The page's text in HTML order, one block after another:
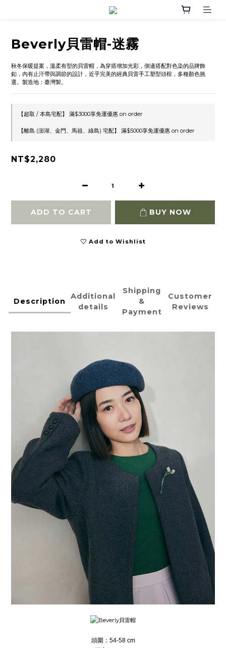
Beverly貝雷帽-迷霧
秋冬保暖提案，溫柔有型的貝雷帽，為穿搭增加光彩，側邊搭配對色染的品牌飾
釦，內有止汗帶與調節的設計，近乎完美的經典貝雷手工塑型頭楦，多種顏色挑
選。製造地：臺灣製。
【超取 / 本島宅配】 滿$3000享免運優惠 on order
【離島 (澎湖、金門、馬祖、綠島) 宅配】 滿$5000享免運優惠 on order
NT$2,280
ADD TO CART BUY NOW
Add to Wishlist
Description
Additional
details
Shipping
&
Payment
Customer
Reviews
頭圍：54-58 cm